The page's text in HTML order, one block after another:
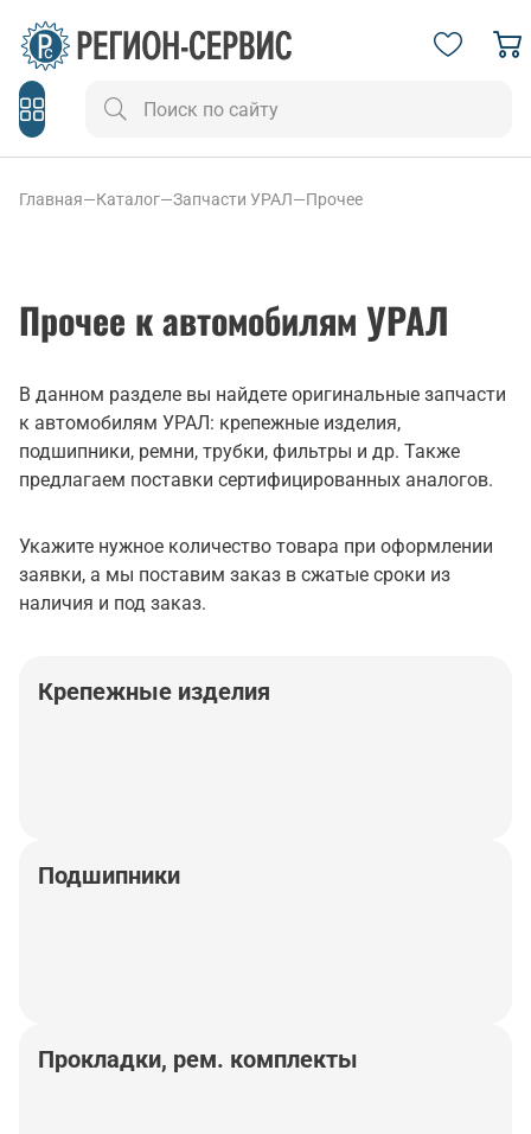
Главная—Каталог—Запчасти УРАЛ—Прочее
Прочее к автомобилям УРАЛ
В данном разделе вы найдете оригинальные запчасти
к автомобилям УРАЛ: крепежные изделия,
подшипники, ремни, трубки, фильтры и др. Также
предлагаем поставки сертифицированных аналогов.
Укажите нужное количество товара при оформлении
заявки, а мы поставим заказ в сжатые сроки из
наличия и под заказ.
Крепежные изделия
Подшипники
Прокладки, рем. комплекты